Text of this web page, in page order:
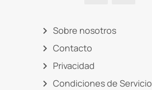
Sobre nosotros
Contacto
Privacidad
Condiciones de Servicio